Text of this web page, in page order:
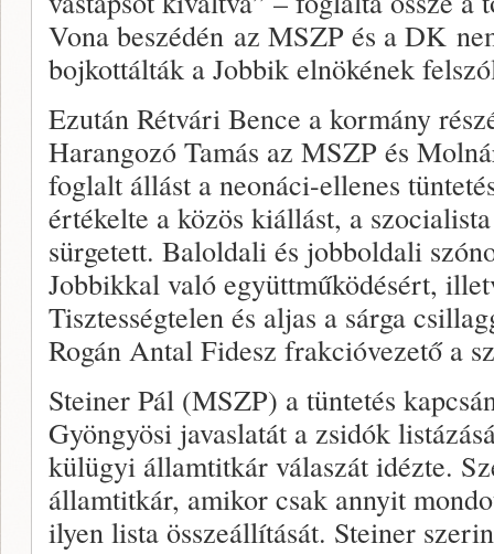
Vona beszédén az MSZP és a DK
bojkottálták a Jobbik elnökének
Ezután Rétvári Bence a kormány
Harangozó Tamás az MSZP és
foglalt állást a neonáci-ellenes
értékelte a közös kiállást, a
sürgetett. Baloldali és jobboldali
Jobbikkal való együttműködésért,
Tisztességtelen és aljas a sárga
Rogán Antal Fidesz frakcióvezető a
Steiner Pál (MSZP) a tüntetés
Gyöngyösi javaslatát a zsidók
külügyi államtitkár válaszát idézte.
államtitkár, amikor csak annyit
ilyen lista összeállítását. Steiner